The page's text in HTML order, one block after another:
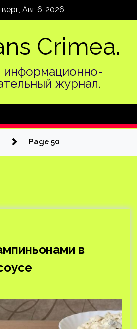
Авг 6, 2026
Crimea.
информационно-
журнал.
Page 50
в